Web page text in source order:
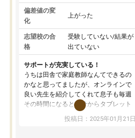
偏差値の変
化
上がった
志望校の合
格
受験していない/結果が
出ていない
サポートが充実している！
うちは田舎で家庭教師なんてできるの
かなと思ってましたが、オンラインで
良い先生を紹介してくれて息子も毎週
その時間になると自分からタブレット
を開いてzoomを繋げるようになりまし
た！5科目なんでもOKなのもとても気
投稿日：2025年01月21日